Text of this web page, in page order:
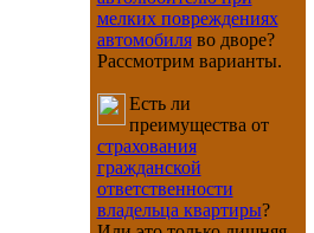
мелких повреждениях
автомобиляво дворе?
Рассмотрим варианты.
Есть ли
преимущества от
страхования
гражданской
ответственности
владельца квартиры?